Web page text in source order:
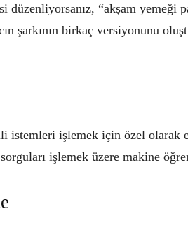
düzenliyorsanız, “akşam yemeği
şarkının birkaç versiyonunu
istemleri işlemek için özel olarak
işlemek üzere makine